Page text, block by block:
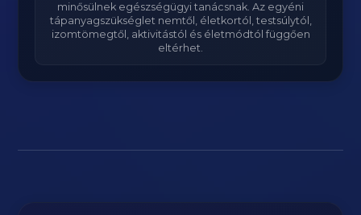
minősülnek egészségügyi tanácsnak. Az egyéni
tápanyagszükséglet nemtől, életkortól, testsúlytól,
izomtömegtől, aktivitástól és életmódtól függően
eltérhet.